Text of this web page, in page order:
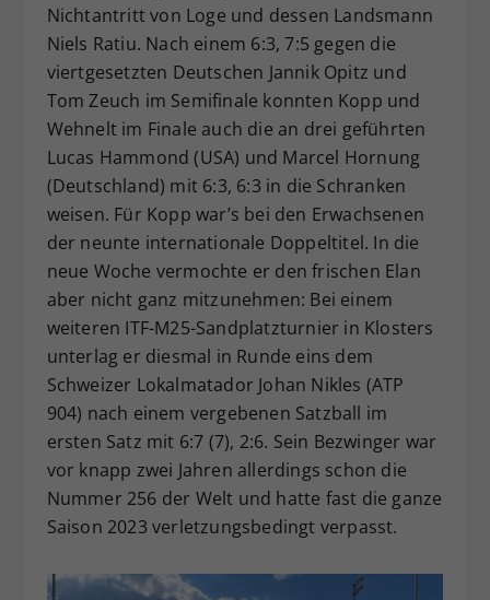
Nichtantritt von Loge und dessen Landsmann
Niels Ratiu. Nach einem 6:3, 7:5 gegen die
viertgesetzten Deutschen Jannik Opitz und
Tom Zeuch im Semifinale konnten Kopp und
Wehnelt im Finale auch die an drei geführten
Lucas Hammond (USA) und Marcel Hornung
(Deutschland) mit 6:3, 6:3 in die Schranken
weisen. Für Kopp war’s bei den Erwachsenen
der neunte internationale Doppeltitel. In die
neue Woche vermochte er den frischen Elan
aber nicht ganz mitzunehmen: Bei einem
weiteren ITF-M25-Sandplatzturnier in Klosters
unterlag er diesmal in Runde eins dem
Schweizer Lokalmatador Johan Nikles (ATP
904) nach einem vergebenen Satzball im
ersten Satz mit 6:7 (7), 2:6. Sein Bezwinger war
vor knapp zwei Jahren allerdings schon die
Nummer 256 der Welt und hatte fast die ganze
Saison 2023 verletzungsbedingt verpasst.